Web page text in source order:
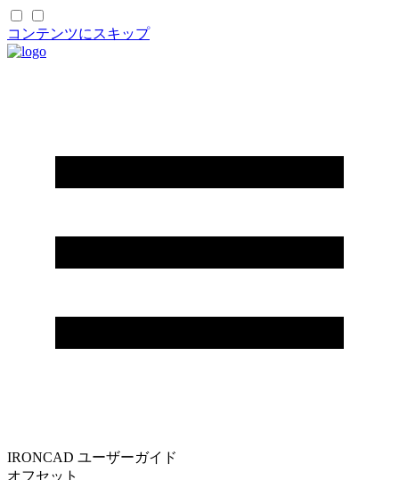
コンテンツにスキップ
IRONCAD ユーザーガイド
オフセット